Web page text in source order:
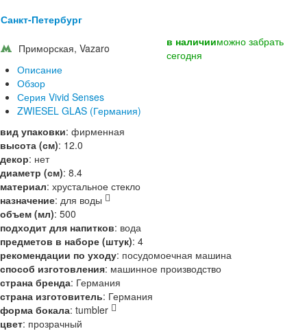
Санкт-Петербург
Приморская, Vazaro в наличииможно забрать
сегодня
Описание
Обзор
Серия Vivid Senses
ZWIESEL GLAS (Германия)
вид упаковки: фирменная
высота (см): 12.0
декор: нет
диаметр (см): 8.4
материал: хрустальное стекло
назначение: для воды
объем (мл): 500
подходит для напитков: вода
предметов в наборе (штук): 4
рекомендации по уходу: посудомоечная машина
способ изготовления: машинное производство
страна бренда: Германия
страна изготовитель: Германия
форма бокала: tumbler
цвет: прозрачный